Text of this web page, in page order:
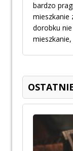
bardzo
mieszkanie
dorobku nie
mieszkanie,